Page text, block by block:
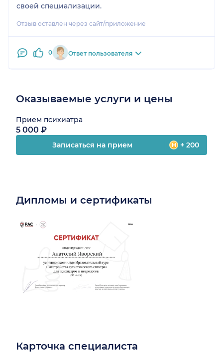
своей специализации.
Отзыв оставлен через сайт/приложение
0 Ответ пользователя
Оказываемые услуги и цены
Прием психиатра
5 000 ₽
Записаться на прием + 200
Дипломы и сертификаты
Карточка специалиста